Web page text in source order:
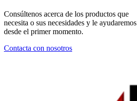
Consúltenos acerca de los productos que
necesita o sus necesidades y le ayudaremos
desde el primer momento.
Contacta con nosotros